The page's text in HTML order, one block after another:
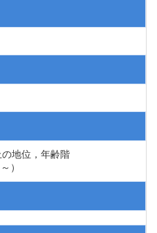
地位，年齢階
）